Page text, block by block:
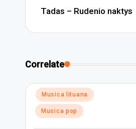
navigation
Tadas – Rudenio naktys
Correlate
Posted
in
Musica lituana
Musica pop